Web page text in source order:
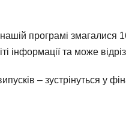
програмі змагалися
інформації та може
– зустрінуться у